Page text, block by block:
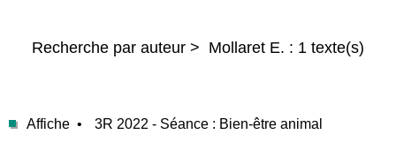
Recherche par auteur > Mollaret E. : 1 texte(s)
Affiche • 3R 2022 - Séance : Bien-être animal